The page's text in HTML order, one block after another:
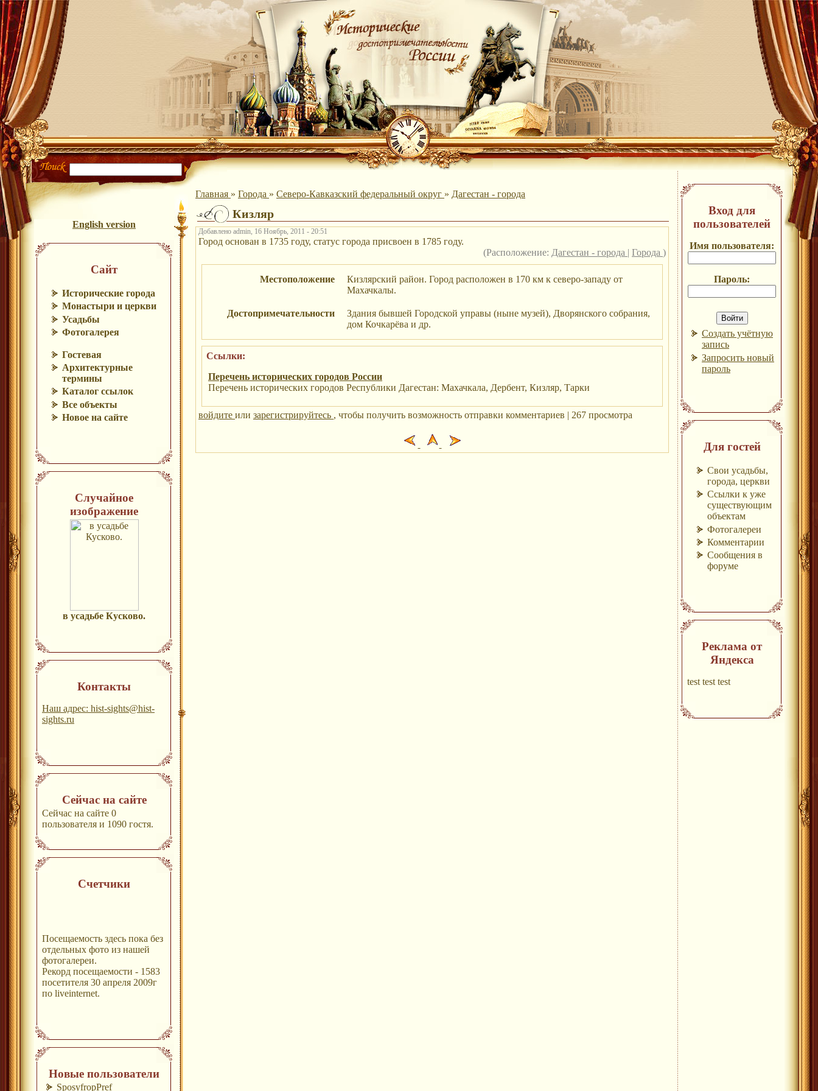
English version
Сайт
Исторические города
Монастыри и церкви
Усадьбы
Фотогалерея
Гостевая
Архитектурные
термины
Каталог ссылок
Все объекты
Новое на сайте
Случайное
изображение
в усадьбе Кусково.
Контакты
Наш адрес: hist-sights@hist-
sights.ru
Сейчас на сайте
Сейчас на сайте 0
пользователя и 1090 гостя.
Счетчики
Посещаемость здесь пока без
отдельных фото из нашей
фотогалереи.
Рекорд посещаемости - 1583
посетителя 30 апреля 2009г
по liveinternet.
Новые пользователи
SposyfropPref
Главная » Города » Северо-Кавказский федеральный округ » Дагестан - города
Кизляр
Добавлено admin, 16 Ноябрь, 2011 - 20:51
Город основан в 1735 году, статус города присвоен в 1785 году.
(Расположение: Дагестан - города | Города )
Местоположение
Кизлярский район. Город расположен в 170 км к северо-западу от
Махачкалы.
Достопримечательности
Здания бывшей Городской управы (ныне музей), Дворянского собрания,
дом Кочкарёва и др.
Ссылки:
Перечень исторических городов России
Перечень исторических городов Республики Дагестан: Махачкала, Дербент, Кизляр, Тарки
войдите или зарегистрируйтесь , чтобы получить возможность отправки комментариев | 267 просмотра
Вход для
пользователей
Имя пользователя:
Пароль:
Создать учётную
запись
Запросить новый
пароль
Для гостей
Свои усадьбы,
города, церкви
Ссылки к уже
существующим
объектам
Фотогалереи
Комментарии
Сообщения в
форуме
Реклама от
Яндекса
test test test